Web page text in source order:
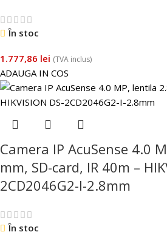
În stoc
1.777,86 lei (TVA inclus)
ADAUGA IN COS
Camera IP AcuSense 4.0
mm, SD-card, IR 40m –
2CD2046G2-I-2.8mm
În stoc